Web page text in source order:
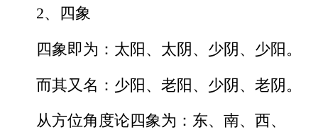
2、四象
四象即为：太阳、太阴、少阴、少阳。
而其又名：少阳、老阳、少阴、老阴。
从方位角度论四象为：东、南、西、